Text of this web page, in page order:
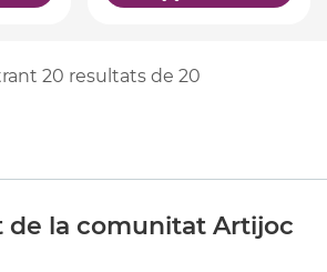
20 resultats de 20
de la comunitat Artijoc